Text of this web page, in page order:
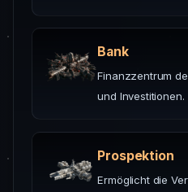
Bank
Finanzzentrum
und Investitionen.
Prospektion
Ermöglicht die